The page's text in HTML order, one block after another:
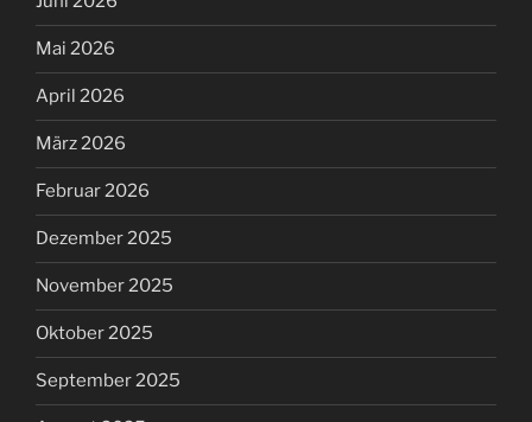
Mai 2026
April 2026
März 2026
Februar 2026
Dezember 2025
November 2025
Oktober 2025
September 2025